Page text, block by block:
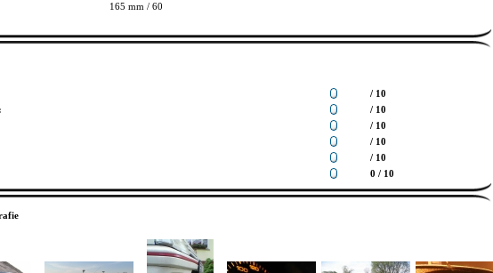
165 mm / 60
/ 10
:
/ 10
/ 10
/ 10
/ 10
0 / 10